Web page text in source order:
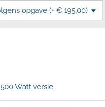
500 Watt versie